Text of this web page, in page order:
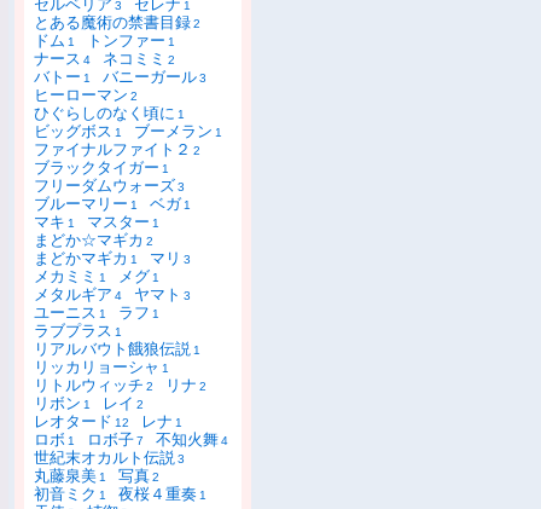
セルベリア 3 セレナ 1
とある魔術の禁書目録2
ドム 1 トンファー 1
ナース 4 ネコミミ 2
バトー 1 バニーガール3
ヒーローマン 2
ひぐらしのなく頃に 1
ビッグボス 1 ブーメラン 1
ファイナルファイト２ 2
ブラックタイガー 1
フリーダムウォーズ3
ブルーマリー 1 ベガ 1
マキ 1 マスター 1
まどか☆マギカ 2
まどかマギカ 1 マリ 3
メカミミ 1 メグ 1
メタルギア 4 ヤマト 3
ユーニス 1 ラフ 1
ラブプラス 1
リアルバウト餓狼伝説 1
リッカリョーシャ 1
リトルウィッチ 2 リナ 2
リボン 1 レイ 2
レオタード 12 レナ 1
ロボ 1 ロボ子7 不知火舞4
世紀末オカルト伝説3
丸藤泉美 1 写真2
初音ミク 1 夜桜４重奏 1